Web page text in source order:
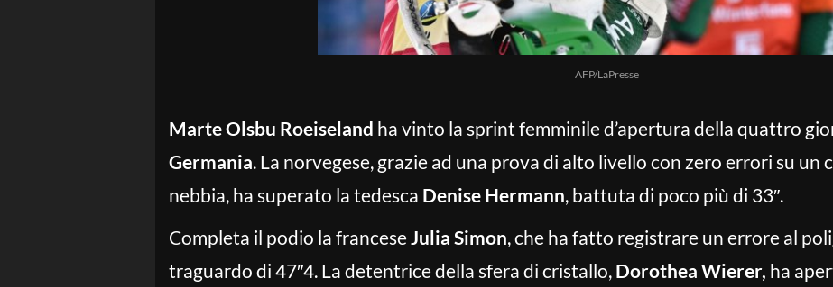
AFP/LaPresse
Marte Olsbu Roeiseland ha vinto la sprint femminile d’apertura della quattro
Germania. La norvegese, grazie ad una prova di alto livello con zero errori su
nebbia, ha superato la tedesca Denise Hermann, battuta di poco più di 33″.
Completa il podio la franceseJulia Simon, che ha fatto registrare un errore al
traguardo di 47″4. La detentrice della sfera di cristallo, Dorothea Wierer, ha